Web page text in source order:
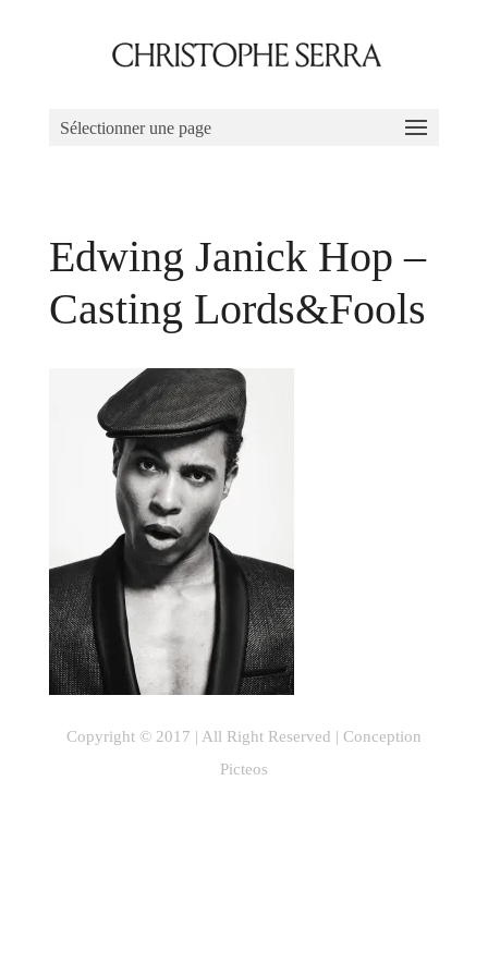
Sélectionner une page
Edwing Janick Hop –
Casting Lords&Fools
Copyright © 2017 | All Right Reserved | Conception
Picteos